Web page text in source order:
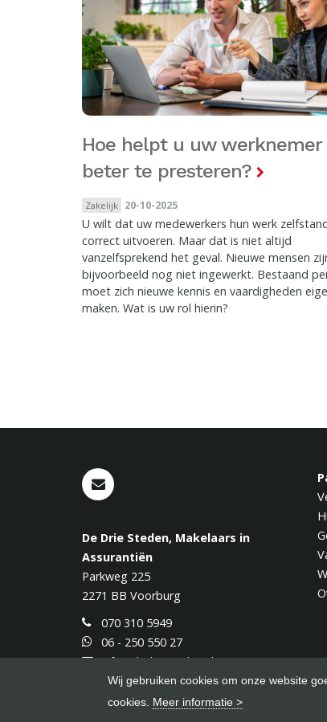
Wij gebruiken cookies om onze website
cookies. Meer informatie >
Hoe helpt u uw werknemer
beter te presteren?
Zakelijk 20-10-2025
U wilt dat uw medewerkers hun werk
correct uitvoeren. Maar dat is niet altijd
vanzelfsprekend het geval. Nieuwe mensen
bijvoorbeeld nog niet ingewerkt. Bestaand
moet zich nieuwe kennis en vaardigheden
maken. Wat is uw rol hierin?
De Drie Steden, Makelaars in
Assurantiën
Parkweg 225
2271 BB Voorburg
070 310 5949
06 - 250 550 27
info@dedriesteden.nl